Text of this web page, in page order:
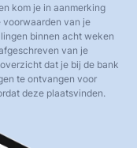
kom je in aanmerking
voorwaarden van je
binnen acht weken
van je
dat je bij de bank
te ontvangen voor
deze plaatsvinden.